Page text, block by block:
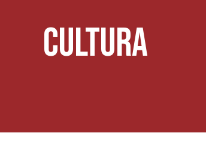
CULTURA